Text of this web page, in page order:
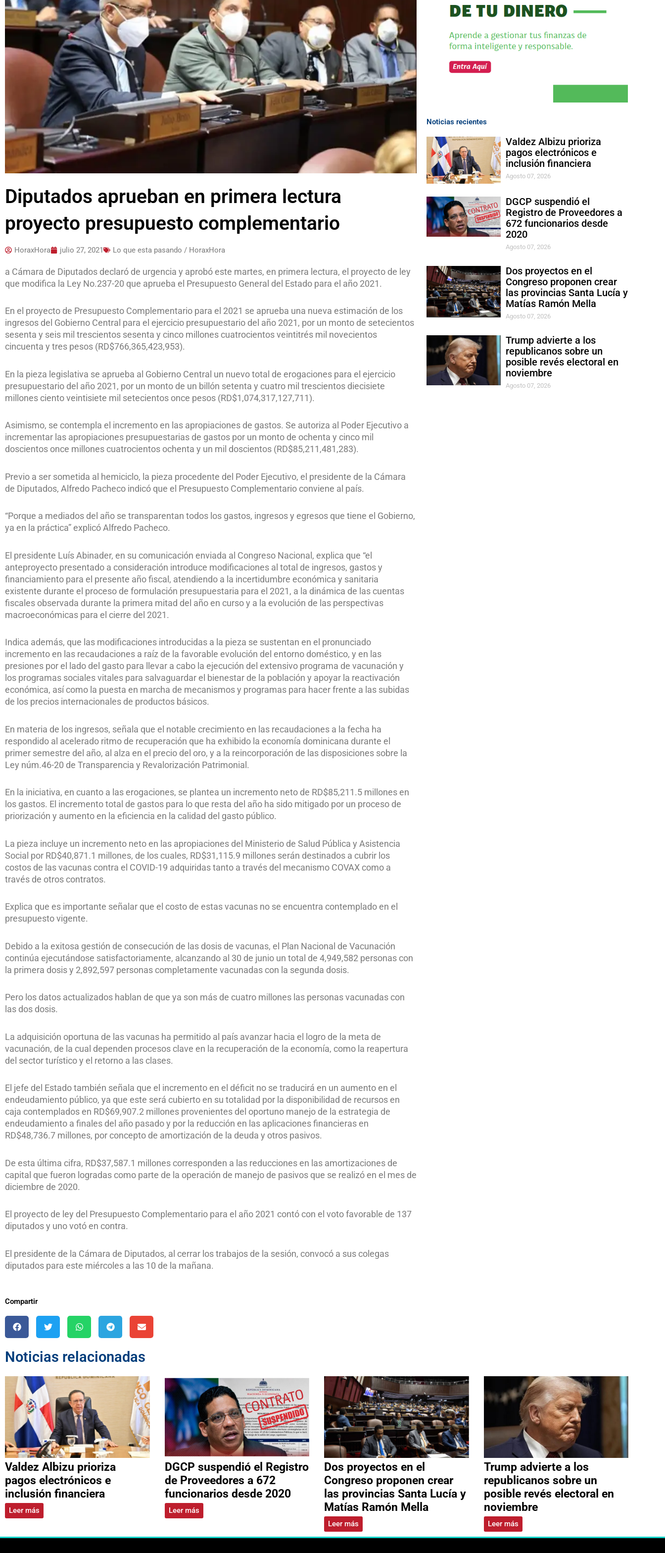
Diputados aprueban en primera lectura
proyecto presupuesto complementario
HoraxHora julio 27, 2021 Lo que esta pasando / HoraxHora
a Cámara de Diputados declaró de urgencia y aprobó este martes, en primera lectura, el proyecto de ley
que modifica la Ley No.237-20 que aprueba el Presupuesto General del Estado para el año 2021.
En el proyecto de Presupuesto Complementario para el 2021 se aprueba una nueva estimación de los
ingresos del Gobierno Central para el ejercicio presupuestario del año 2021, por un monto de setecientos
sesenta y seis mil trescientos sesenta y cinco millones cuatrocientos veintitrés mil novecientos
cincuenta y tres pesos (RD$766,365,423,953).
En la pieza legislativa se aprueba al Gobierno Central un nuevo total de erogaciones para el ejercicio
presupuestario del año 2021, por un monto de un billón setenta y cuatro mil trescientos diecisiete
millones ciento veintisiete mil setecientos once pesos (RD$1,074,317,127,711).
Asimismo, se contempla el incremento en las apropiaciones de gastos. Se autoriza al Poder Ejecutivo a
incrementar las apropiaciones presupuestarias de gastos por un monto de ochenta y cinco mil
doscientos once millones cuatrocientos ochenta y un mil doscientos (RD$85,211,481,283).
Previo a ser sometida al hemiciclo, la pieza procedente del Poder Ejecutivo, el presidente de la Cámara
de Diputados, Alfredo Pacheco indicó que el Presupuesto Complementario conviene al país.
“Porque a mediados del año se transparentan todos los gastos, ingresos y egresos que tiene el Gobierno,
ya en la práctica” explicó Alfredo Pacheco.
El presidente Luís Abinader, en su comunicación enviada al Congreso Nacional, explica que “el
anteproyecto presentado a consideración introduce modificaciones al total de ingresos, gastos y
financiamiento para el presente año fiscal, atendiendo a la incertidumbre económica y sanitaria
existente durante el proceso de formulación presupuestaria para el 2021, a la dinámica de las cuentas
fiscales observada durante la primera mitad del año en curso y a la evolución de las perspectivas
macroeconómicas para el cierre del 2021.
Indica además, que las modificaciones introducidas a la pieza se sustentan en el pronunciado
incremento en las recaudaciones a raíz de la favorable evolución del entorno doméstico, y en las
presiones por el lado del gasto para llevar a cabo la ejecución del extensivo programa de vacunación y
los programas sociales vitales para salvaguardar el bienestar de la población y apoyar la reactivación
económica, así como la puesta en marcha de mecanismos y programas para hacer frente a las subidas
de los precios internacionales de productos básicos.
En materia de los ingresos, señala que el notable crecimiento en las recaudaciones a la fecha ha
respondido al acelerado ritmo de recuperación que ha exhibido la economía dominicana durante el
primer semestre del año, al alza en el precio del oro, y a la reincorporación de las disposiciones sobre la
Ley núm.46-20 de Transparencia y Revalorización Patrimonial.
En la iniciativa, en cuanto a las erogaciones, se plantea un incremento neto de RD$85,211.5 millones en
los gastos. El incremento total de gastos para lo que resta del año ha sido mitigado por un proceso de
priorización y aumento en la eficiencia en la calidad del gasto público.
La pieza incluye un incremento neto en las apropiaciones del Ministerio de Salud Pública y Asistencia
Social por RD$40,871.1 millones, de los cuales, RD$31,115.9 millones serán destinados a cubrir los
costos de las vacunas contra el COVID-19 adquiridas tanto a través del mecanismo COVAX como a
través de otros contratos.
Explica que es importante señalar que el costo de estas vacunas no se encuentra contemplado en el
presupuesto vigente.
Debido a la exitosa gestión de consecución de las dosis de vacunas, el Plan Nacional de Vacunación
continúa ejecutándose satisfactoriamente, alcanzando al 30 de junio un total de 4,949,582 personas con
la primera dosis y 2,892,597 personas completamente vacunadas con la segunda dosis.
Pero los datos actualizados hablan de que ya son más de cuatro millones las personas vacunadas con
las dos dosis.
La adquisición oportuna de las vacunas ha permitido al país avanzar hacia el logro de la meta de
vacunación, de la cual dependen procesos clave en la recuperación de la economía, como la reapertura
del sector turístico y el retorno a las clases.
El jefe del Estado también señala que el incremento en el déficit no se traducirá en un aumento en el
endeudamiento público, ya que este será cubierto en su totalidad por la disponibilidad de recursos en
caja contemplados en RD$69,907.2 millones provenientes del oportuno manejo de la estrategia de
endeudamiento a finales del año pasado y por la reducción en las aplicaciones financieras en
RD$48,736.7 millones, por concepto de amortización de la deuda y otros pasivos.
De esta última cifra, RD$37,587.1 millones corresponden a las reducciones en las amortizaciones de
capital que fueron logradas como parte de la operación de manejo de pasivos que se realizó en el mes de
diciembre de 2020.
El proyecto de ley del Presupuesto Complementario para el año 2021 contó con el voto favorable de 137
diputados y uno votó en contra.
El presidente de la Cámara de Diputados, al cerrar los trabajos de la sesión, convocó a sus colegas
diputados para este miércoles a las 10 de la mañana.
Compartir
Noticias recientes
Valdez Albizu prioriza
pagos electrónicos e
inclusión financiera
Agosto 07, 2026
DGCP suspendió el
Registro de Proveedores a
672 funcionarios desde
2020
Agosto 07, 2026
Dos proyectos en el
Congreso proponen crear
las provincias Santa Lucía y
Matías Ramón Mella
Agosto 07, 2026
Trump advierte a los
republicanos sobre un
posible revés electoral en
noviembre
Agosto 07, 2026
Noticias relacionadas
Valdez Albizu prioriza
pagos electrónicos e
inclusión financiera
Leer más
DGCP suspendió el Registro
de Proveedores a 672
funcionarios desde 2020
Leer más
Dos proyectos en el
Congreso proponen crear
las provincias Santa Lucía y
Matías Ramón Mella
Leer más
Trump advierte a los
republicanos sobre un
posible revés electoral en
noviembre
Leer más